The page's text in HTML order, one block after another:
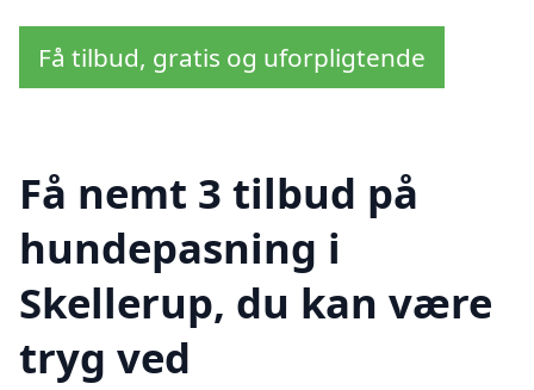
Få tilbud, gratis og uforpligtende
Få nemt 3 tilbud på
hundepasning i
Skellerup, du kan være
tryg ved